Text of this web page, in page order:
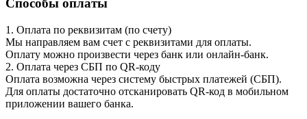
Способы оплаты
1. Оплата по реквизитам (по счету)
Мы направляем вам счет с реквизитами для оплаты.
Оплату можно произвести через банк или онлайн-банк.
2. Оплата через СБП по QR-коду
Оплата возможна через систему быстрых платежей (СБП).
Для оплаты достаточно отсканировать QR-код в мобильном
приложении вашего банка.